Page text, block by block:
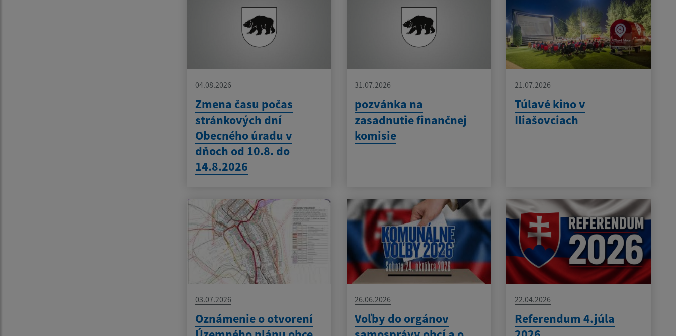
04.08.2026
Zmena času počas
stránkových dní
Obecného úradu v
dňoch od 10.8. do
14.8.2026
31.07.2026
pozvánka na
zasadnutie finančnej
komisie
21.07.2026
Túlavé kino v
Iliašovciach
03.07.2026
Oznámenie o otvorení
26.06.2026
Voľby do orgánov
22.04.2026
Referendum 4.júla